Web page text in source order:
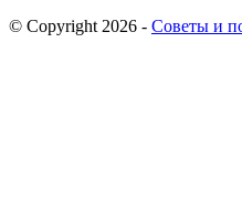
© Copyright 2026 - Советы и